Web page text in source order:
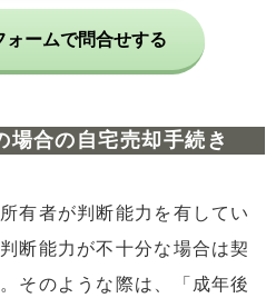
ォームで問合せする
場合の自宅売却手続き
有者が判断能力を有してい
断能力が不十分な場合は契
そのような際は、「成年後